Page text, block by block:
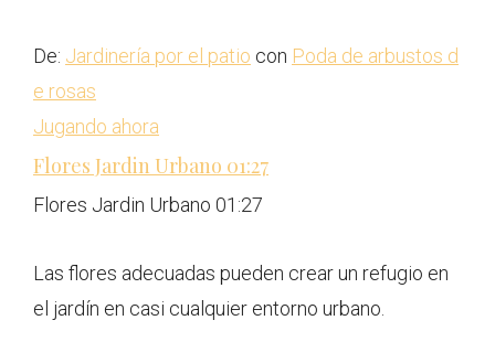
De: Jardinería por el patio con Poda de arbustos d
e rosas
Jugando ahora
Flores Jardin Urbano 01:27
Flores Jardin Urbano 01:27
Las flores adecuadas pueden crear un refugio en
el jardín en casi cualquier entorno urbano.